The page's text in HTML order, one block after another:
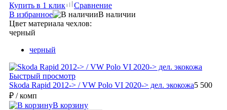
Купить в 1 клик
Сравнение
В избранное
В наличии
Цвет материала чехлов:
черный
черный
Быстрый просмотр
Skoda Rapid 2012-> / VW Polo VI 2020-> дел. экокожа5 500
₽ / комп
В корзину